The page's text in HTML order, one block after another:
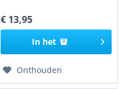
€ 13,95
In het
Onthouden